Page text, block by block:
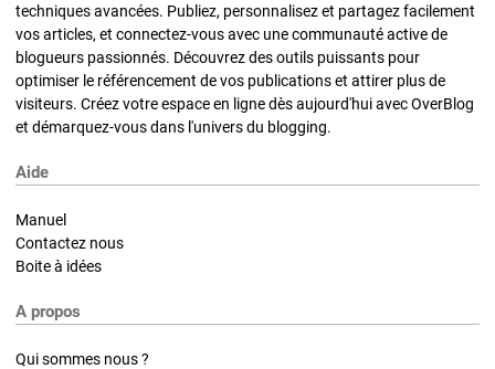
techniques avancées. Publiez, personnalisez et partagez facilement
vos articles, et connectez-vous avec une communauté active de
blogueurs passionnés. Découvrez des outils puissants pour
optimiser le référencement de vos publications et attirer plus de
visiteurs. Créez votre espace en ligne dès aujourd'hui avec OverBlog
et démarquez-vous dans l'univers du blogging.
Aide
Manuel
Contactez nous
Boite à idées
A propos
Qui sommes nous ?